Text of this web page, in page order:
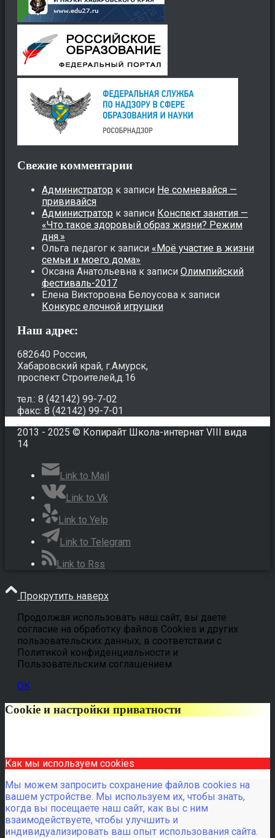
Свежие комментарии
Администратор к записи Не сомневайся —
прививайся
Администратор к записи Конспект занятия —
«Что такое здоровый образ жизни? Режим
дня.»
Ольга педагог к записи «Моё участие в жизни
семьи и моего дома»
Оксана Анатольевна к записи Олимпийский
фестиваль-2017
Елена Викторовна Белоусова к записи
Конкурс елочной игрушки
Наш адрес:
682640 Россия,
Хабаровский край, г.Амурск,
проспект Строителей,д.16
тел.: 8 (42142) 99-7-02
факс: 8 (42142) 99-7-01
2013 - 2025 © Копирайт Школа-интернат VIII вида
14
Link to Mail
Link to Vk
Link to Yelp
Link to Telegram
Link to Rss
Прокрутить наверх
Продолжая использовать наш сайт, вы даете
согласие на обработку файлов Cookies и других
пользовательских данных, в соответствии с
Политикой конфиденциальности и
Пользовательским соглашением
OK
Cookie и настройки приватности
Как мы используем cookies
Мы можем запросить сохранение файлов cookies на
вашем устройстве. Мы используем их, чтобы знать,
когда вы посещаете наш сайт, как вы с ним
взаимодействуете, чтобы улучшить и
индивидуализировать ваш опыт использования сайта.